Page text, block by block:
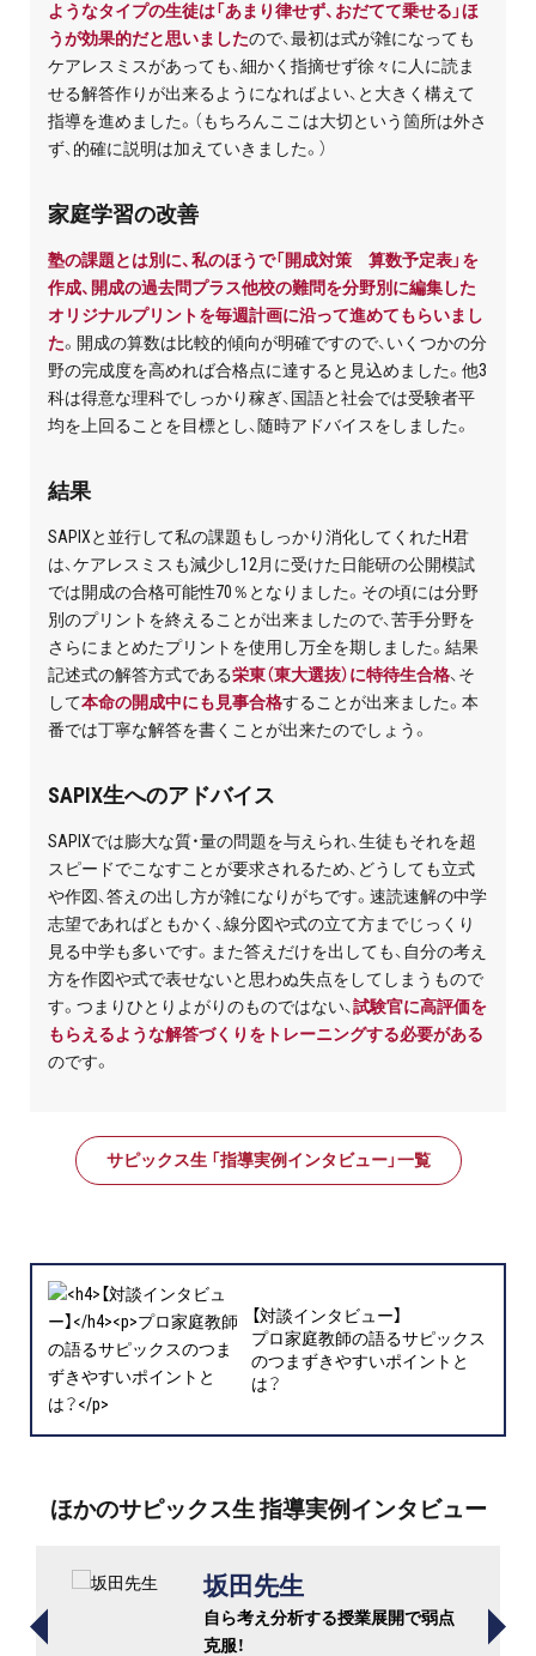
お問い合わせ・資料請求
無料体験授業とは
ようなタイプの生徒は「あまり律せず、おだてて乗せる」ほ
うが効果的だと思いましたので、最初は式が雑になっても
ケアレスミスがあっても、細かく指摘せず徐々に人に読ま
せる解答作りが出来るようになればよい、と大きく構えて
指導を進めました。（もちろんここは大切という箇所は外さ
ず、的確に説明は加えていきました。）
家庭学習の改善
塾の課題とは別に、私のほうで「開成対策 算数予定表」を
作成、開成の過去問プラス他校の難問を分野別に編集した
オリジナルプリントを毎週計画に沿って進めてもらいまし
た。開成の算数は比較的傾向が明確ですので、いくつかの分
野の完成度を高めれば合格点に達すると見込めました。他3
科は得意な理科でしっかり稼ぎ、国語と社会では受験者平
均を上回ることを目標とし、随時アドバイスをしました。
結果
SAPIXと並行して私の課題もしっかり消化してくれたH君
は、ケアレスミスも減少し12月に受けた日能研の公開模試
では開成の合格可能性70％となりました。その頃には分野
別のプリントを終えることが出来ましたので、苦手分野を
さらにまとめたプリントを使用し万全を期しました。結果
記述式の解答方式である栄東（東大選抜）に特待生合格、そ
して本命の開成中にも見事合格することが出来ました。本
番では丁寧な解答を書くことが出来たのでしょう。
SAPIX生へのアドバイス
SAPIXでは膨大な質・量の問題を与えられ、生徒もそれを超
スピードでこなすことが要求されるため、どうしても立式
や作図、答えの出し方が雑になりがちです。速読速解の中学
志望であればともかく、線分図や式の立て方までじっくり
見る中学も多いです。また答えだけを出しても、自分の考え
方を作図や式で表せないと思わぬ失点をしてしまうもので
す。つまりひとりよがりのものではない、試験官に高評価を
もらえるような解答づくりをトレーニングする必要がある
のです。
サピックス生 「指導実例インタビュー」一覧
【対談インタビュー】
プロ家庭教師の語るサピックス
のつまずきやすいポイントと
は？
ほかのサピックス生 指導実例インタビュー
坂田先生
自ら考え分析する授業展開で弱点
克服！